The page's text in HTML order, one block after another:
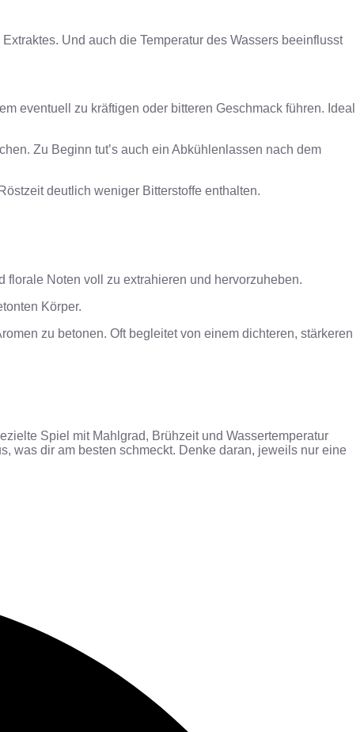
Und auch die Temperatur des Wassers beeinflusst
eventuell zu kräftigen oder bitteren Geschmack führen. Ideal
Zu Beginn tut’s auch ein Abkühlenlassen nach dem
deutlich weniger Bitterstoffe enthalten.
florale Noten voll zu extrahieren und hervorzuheben.
Körper.
zu betonen. Oft begleitet von einem dichteren, stärkeren
Spiel mit Mahlgrad, Brühzeit und Wassertemperatur
was dir am besten schmeckt. Denke daran, jeweils nur eine